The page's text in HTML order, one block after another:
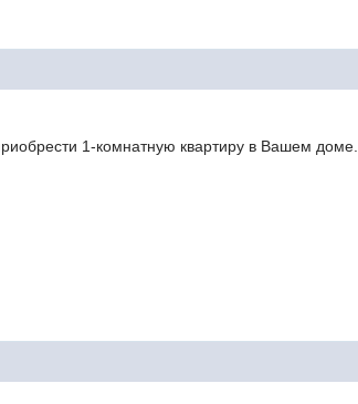
1-комнатную квартиру в Вашем доме.